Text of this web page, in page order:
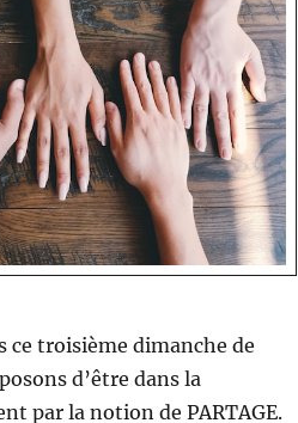
ce troisième dimanche de
d’être dans la
par la notion de PARTAGE.